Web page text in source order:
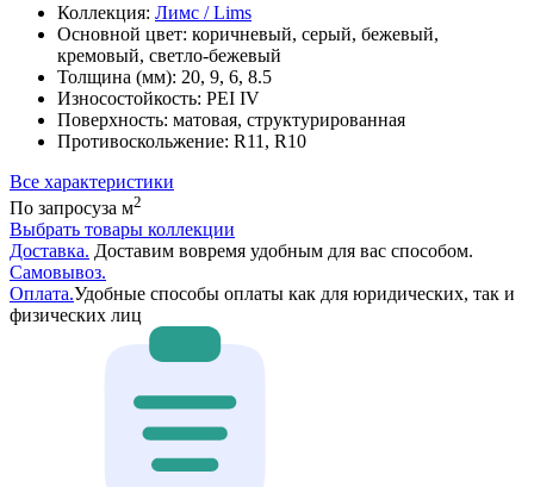
Коллекция: Лимс / Lims
Основной цвет: коричневый, серый, бежевый,
кремовый, светло-бежевый
Толщина (мм): 20, 9, 6, 8.5
Износостойкость: PEI IV
Поверхность: матовая, структурированная
Противоскольжение: R11, R10
Все характеристики
По запросуза м2
Выбрать товары коллекции
Доставка. Доставим вовремя удобным для вас способом.
Самовывоз.
Оплата.Удобные способы оплаты как для юридических, так и
физических лиц